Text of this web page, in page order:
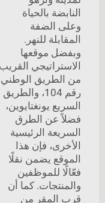
النابضة بالحياة
وعلى الضفة
المقابلة للنهر.
وبفضل موقعها
الاستراتيجي القريب
من الطريق الوطني
رقم 104، والطريق
السريع يونغتايوين،
فضلاً عن الطرق
السريعة الرئيسية
الأخرى، فإن هذا
الموقع يضمن نقلًا
فعّالًا للموظفين
والمنتجات. كما أن
قرب المقر من